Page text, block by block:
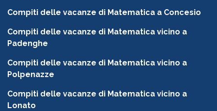
Compiti delle vacanze di Matematica a Concesio
Compiti delle vacanze di Matematica vicino a
Padenghe
Compiti delle vacanze di Matematica vicino a
Polpenazze
Compiti delle vacanze di Matematica vicino a
Lonato